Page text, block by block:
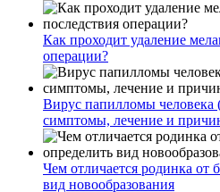
Как проходит удаление
операции?
Вирус папилломы
симптомы, лечение и
Чем отличается родинка от
вид новообразования